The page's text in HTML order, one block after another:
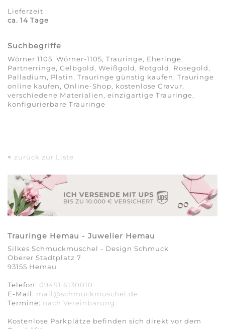
Lieferzeit
ca. 14 Tage
Suchbegriffe
Wörner 1105, Wörner-1105, Trauringe, Eheringe,
Partnerringe, Gelbgold, Weißgold, Rotgold, Rosegold,
Palladium, Platin, Trauringe günstig kaufen, Trauringe
online kaufen, Online-Shop, kostenlose Gravur,
verschiedene Materialien, einzigartige Trauringe,
konfigurierbare Trauringe
< zurück zur Liste
Trauringe Hemau - Juwelier Hemau
Silkes Schmuckmuschel - Design Schmuck
Oberer Stadtplatz 7
93155 Hemau
Telefon: 09491 6130010
E-Mail: mail@schmuckmuschel.de
Termine: nach Vereinbarung​​​​​​​
Kostenlose Parkplätze befinden sich direkt vor dem